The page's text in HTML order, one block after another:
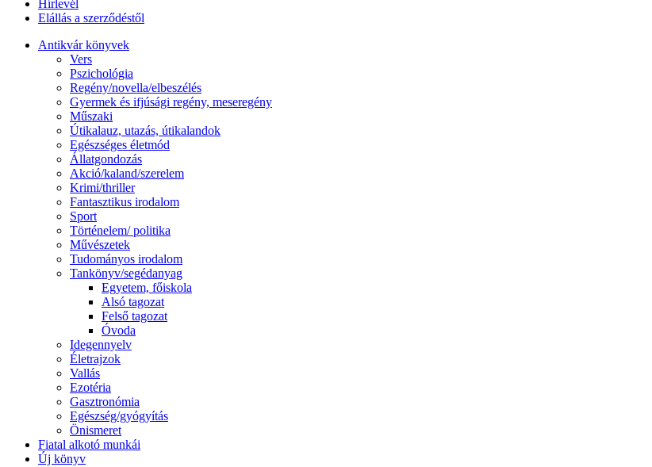
Hírlevél
Elállás a szerződéstől
Antikvár könyvek
Vers
Pszichológia
Regény/novella/elbeszélés
Gyermek és ifjúsági regény, meseregény
Műszaki
Útikalauz, utazás, útikalandok
Egészséges életmód
Állatgondozás
Akció/kaland/szerelem
Krimi/thriller
Fantasztikus irodalom
Sport
Történelem/ politika
Művészetek
Tudományos irodalom
Tankönyv/segédanyag
Egyetem, főiskola
Alsó tagozat
Felső tagozat
Óvoda
Idegennyelv
Életrajzok
Vallás
Ezotéria
Gasztronómia
Egészség/gyógyítás
Önismeret
Fiatal alkotó munkái
Új könyv